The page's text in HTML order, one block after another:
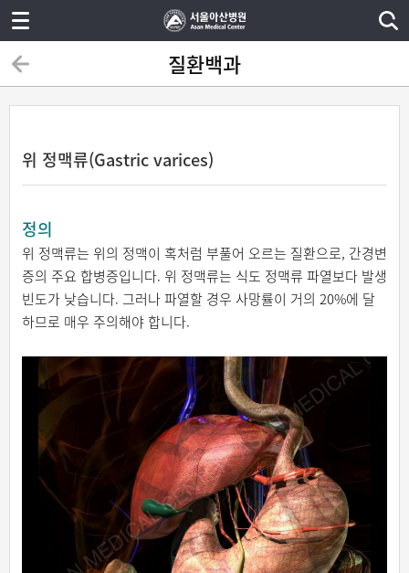
질환백과
위 정맥류(Gastric varices)
정의
위 정맥류는 위의 정맥이 혹처럼 부풀어 오르는 질환으로, 간경변
증의 주요 합병증입니다. 위 정맥류는 식도 정맥류 파열보다 발생
빈도가 낮습니다. 그러나 파열할 경우 사망률이 거의 20%에 달
하므로 매우 주의해야 합니다.